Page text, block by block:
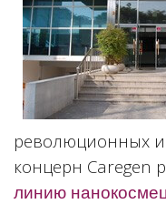
революционных
концерн Caregen
линию